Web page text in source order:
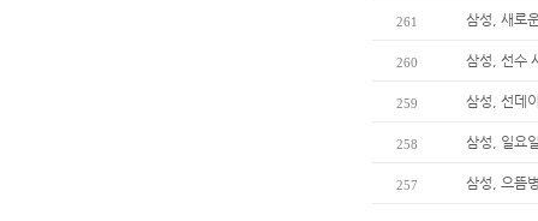
261 삼성, 새로
260 삼성, 선수
259 삼성, 선데
258 삼성, 일요
257 삼성, 으뜸